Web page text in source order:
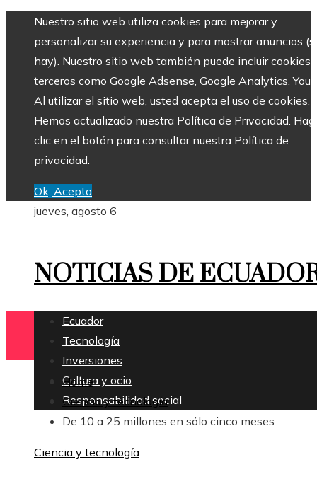
Nuestro sitio web utiliza cookies para mejorar y
personalizar su experiencia y para mostrar anuncios
hay). Nuestro sitio web también puede incluir cookies
terceros como Google Adsense, Google Analytics,
Al utilizar el sitio web, usted acepta el uso de cookies.
Hemos actualizado nuestra Política de Privacidad.
clic en el botón para consultar nuestra Política de
privacidad.
Ok, Acepto
jueves, agosto 6
NOTICIAS DE
Ecuador
Tecnología
Inversiones
Cultura y ocio
Responsabilidad social
Home
Ciencia y tecnología
De 10 a 25 millones en sólo cinco meses
Ciencia y tecnología